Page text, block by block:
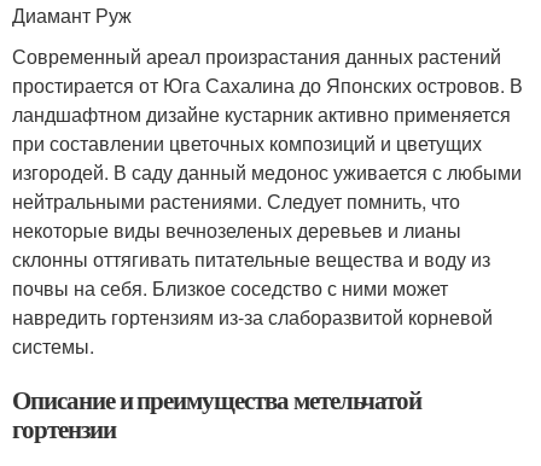
Диамант Руж
Современный ареал произрастания данных растений
простирается от Юга Сахалина до Японских островов. В
ландшафтном дизайне кустарник активно применяется
при составлении цветочных композиций и цветущих
изгородей. В саду данный медонос уживается с любыми
нейтральными растениями. Следует помнить, что
некоторые виды вечнозеленых деревьев и лианы
склонны оттягивать питательные вещества и воду из
почвы на себя. Близкое соседство с ними может
навредить гортензиям из-за слаборазвитой корневой
системы.
Описание и преимущества метельчатой
гортензии